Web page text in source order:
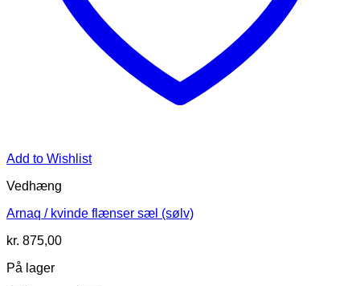
Add to Wishlist
Vedhæng
Arnaq / kvinde flænser sæl (sølv)
kr. 875,00
På lager